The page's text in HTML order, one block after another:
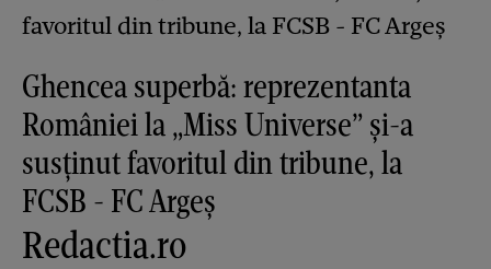
Ghencea superbă: reprezentanta
României la „Miss Universe” și-a
susținut favoritul din tribune, la
FCSB - FC Argeș
Redactia.ro